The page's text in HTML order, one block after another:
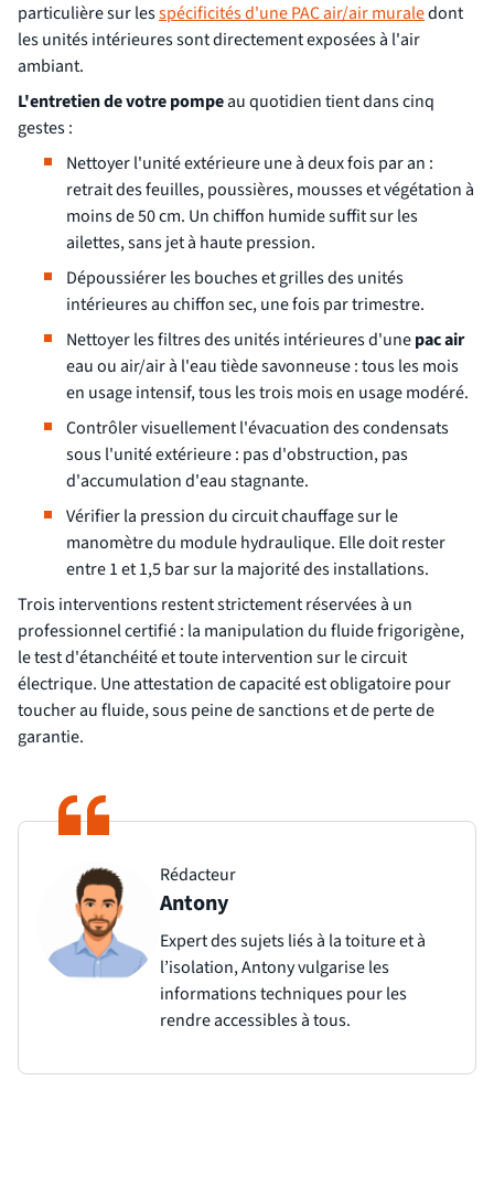
particulière sur lesspécificités d'une PAC air/air muraledont
les unités intérieures sont directement exposées à l'air
ambiant.
L'entretien de votre pompeau quotidien tient dans cinq
gestes :
Nettoyer l'unité extérieure une à deux fois par an :
retrait des feuilles, poussières, mousses et végétation à
moins de 50 cm. Un chiffon humide suffit sur les
ailettes, sans jet à haute pression.
Dépoussiérer les bouches et grilles des unités
intérieures au chiffon sec, une fois par trimestre.
Nettoyer les filtres des unités intérieures d'unepac air
eau ou air/air à l'eau tiède savonneuse : tous les mois
en usage intensif, tous les trois mois en usage modéré.
Contrôler visuellement l'évacuation des condensats
sous l'unité extérieure : pas d'obstruction, pas
d'accumulation d'eau stagnante.
Vérifier la pression du circuit chauffage sur le
manomètre du module hydraulique. Elle doit rester
entre 1 et 1,5 bar sur la majorité des installations.
Trois interventions restent strictement réservées à un
professionnel certifié : la manipulation du fluide frigorigène,
le test d'étanchéité et toute intervention sur le circuit
électrique. Une attestation de capacité est obligatoire pour
toucher au fluide, sous peine de sanctions et de perte de
garantie.
Rédacteur
Antony
Expert des sujets liés à la toiture et à
l’isolation, Antony vulgarise les
informations techniques pour les
rendre accessibles à tous.